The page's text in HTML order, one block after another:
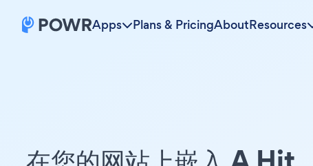
Apps Plans & PricingAboutResources